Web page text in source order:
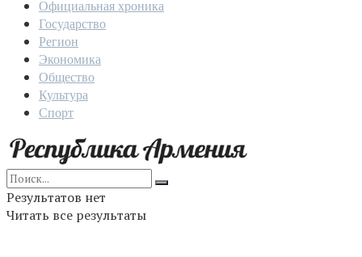
Официальная хроника
Государство
Регион
Экономика
Общество
Культура
Спорт
Результатов нет
Читать все результаты